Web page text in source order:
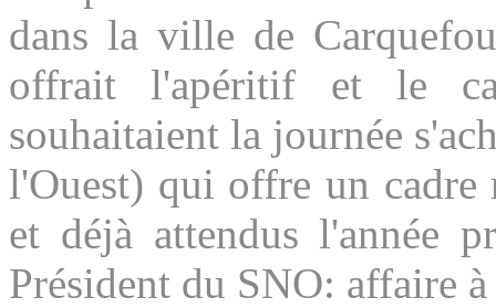
dans la ville de
offrait l'apéritif et le
souhaitaient la journée
l'Ouest) qui offre un cadre
et déjà attendus l'année
Président du SNO: affaire